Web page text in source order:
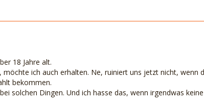
18 Jahre alt.
möchte ich auch erhalten. Ne, ruiniert uns jetzt nicht, wenn
bekommen.
solchen Dingen. Und ich hasse das, wenn irgendwas